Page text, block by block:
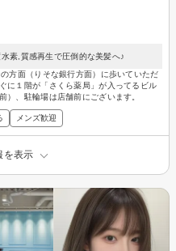
素,質感再生で圧倒的な美髪へ♪
方面（りそな銀行方面）に歩いていただ
に１階が「さくら薬局」が入ってるビル
）、駐輪場は店舗前にございます。
メンズ歓迎
を表示